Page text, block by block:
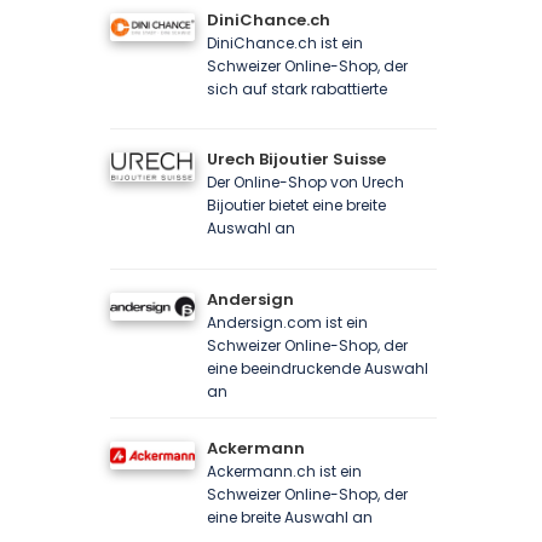
DiniChance.ch
DiniChance.ch ist ein
Schweizer Online-Shop, der
sich auf stark rabattierte
Urech Bijoutier Suisse
Der Online-Shop von Urech
Bijoutier bietet eine breite
Auswahl an
Andersign
Andersign.com ist ein
Schweizer Online-Shop, der
eine beeindruckende Auswahl
an
Ackermann
Ackermann.ch ist ein
Schweizer Online-Shop, der
eine breite Auswahl an